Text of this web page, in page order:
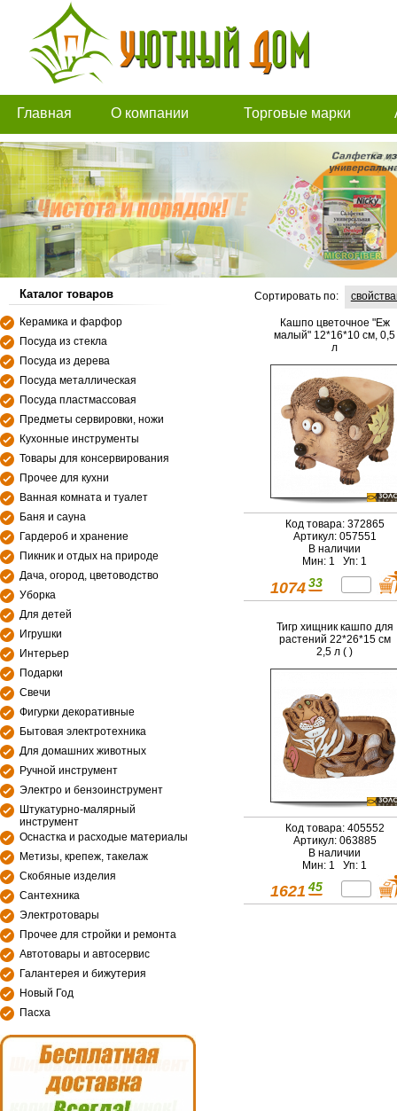
Главная О компании Торговые марки
Каталог товаров
Керамика и фарфор
Посуда из стекла
Посуда из дерева
Посуда металлическая
Посуда пластмассовая
Предметы сервировки, ножи
Кухонные инструменты
Товары для консервирования
Прочее для кухни
Ванная комната и туалет
Баня и сауна
Гардероб и хранение
Пикник и отдых на природе
Дача, огород, цветоводство
Уборка
Для детей
Игрушки
Интерьер
Подарки
Свечи
Фигурки декоративные
Бытовая электротехника
Для домашних животных
Ручной инструмент
Электро и бензоинструмент
Штукатурно-малярный
инструмент
Оснастка и расходые материалы
Метизы, крепеж, такелаж
Скобяные изделия
Сантехника
Электротовары
Прочее для стройки и ремонта
Автотовары и автосервис
Галантерея и бижутерия
Новый Год
Пасха
Сортировать по:
Кашпо цветочное "Еж
малый" 12*16*10 см, 0,5
л
Код товара: 372865
Артикул: 057551
В наличии
Мин: 1 Уп: 1
1074 33
Тигр хищник кашпо для
растений 22*26*15 см
2,5 л ( )
Код товара: 405552
Артикул: 063885
В наличии
Мин: 1 Уп: 1
1621 45